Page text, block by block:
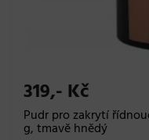
319,- Kč
Pudr pro zakrytí
g, tmavě hnědý